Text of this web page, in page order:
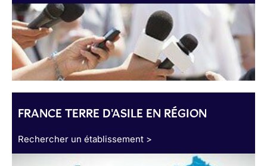
FRANCE TERRE D'ASILE EN RÉGION
Rechercher un établissement >